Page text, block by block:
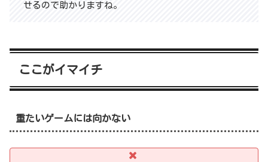
せるので助かりますね。
ここがイマイチ
重たいゲームには向かない